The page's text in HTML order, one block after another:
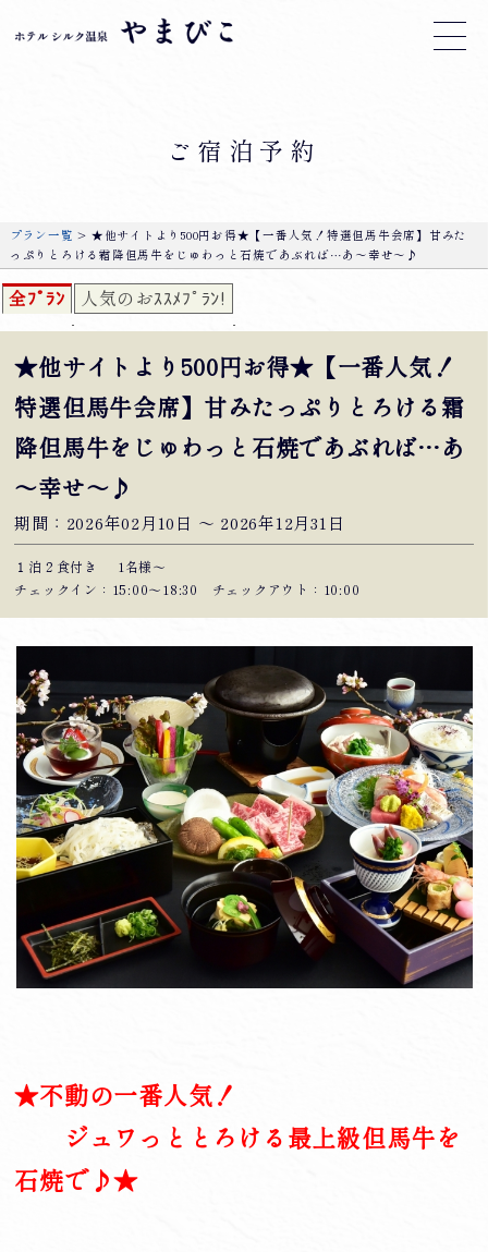
ご宿泊予約
プラン一覧 > ★他サイトより500円お得★【一番人気！特選但馬牛会席】甘みた
っぷりとろける霜降但馬牛をじゅわっと石焼であぶれば…あ～幸せ～♪
全ﾌﾟﾗﾝ 人気のおｽｽﾒﾌﾟﾗﾝ!
★他サイトより500円お得★【一番人気！
特選但馬牛会席】甘みたっぷりとろける霜
降但馬牛をじゅわっと石焼であぶれば…あ
～幸せ～♪
期間：2026年02月10日 〜 2026年12月31日
１泊２食付き
1名様～
チェックイン：15:00〜18:30 チェックアウト：10:00
★不動の一番人気！
ジュワっととろける最上級但馬牛を
石焼で♪★